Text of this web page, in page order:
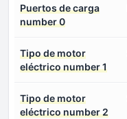
Puertos de carga
number 0
Tipo de motor
eléctrico number 1
Tipo de motor
eléctrico number 2